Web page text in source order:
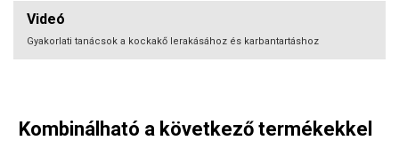
Videó
Gyakorlati tanácsok a kockakő lerakásához és karbantartáshoz
Kombinálható a következő termékekkel